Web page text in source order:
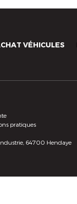
VÉHICULES
pratiques
64700 Hendaye